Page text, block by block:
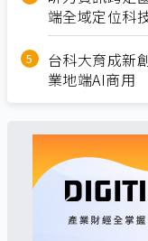
端全域定位科
台科大育成新
業地端AI商用